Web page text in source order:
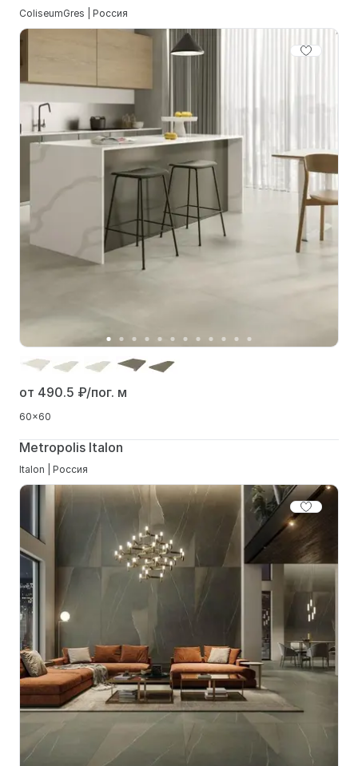
ColiseumGres | Россия
от 490.5 ₽/пог. м
60x60
Metropolis Italon
Italon | Россия